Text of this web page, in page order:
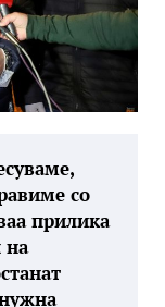
со
прилика
на